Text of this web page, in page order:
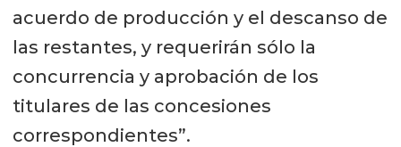
acuerdo de producción y el descanso de
las restantes, y requerirán sólo la
concurrencia y aprobación de los
titulares de las concesiones
correspondientes”.